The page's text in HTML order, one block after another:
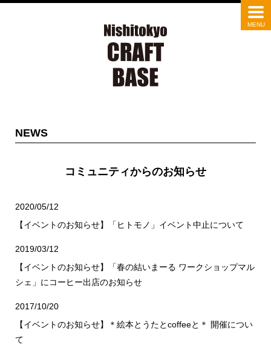
NEWS
コミュニティからのお知らせ
2020/05/12
【イベントのお知らせ】「ヒトモノ」イベント中止について
2019/03/12
【イベントのお知らせ】「春の結いまーる ワークショップマル
シェ」にコーヒー出店のお知らせ
2017/10/20
【イベントのお知らせ】＊絵本とうたとcoffeeと＊ 開催につい
て